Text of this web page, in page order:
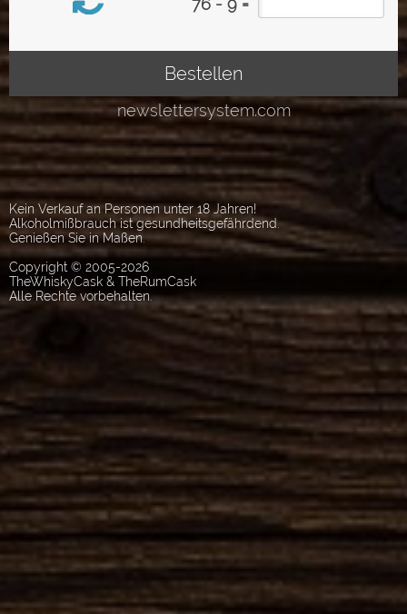
Kein Verkauf an Personen unter 18 Jahren!
Alkoholmißbrauch ist gesundheitsgefährdend.
Genießen Sie in Maßen.
Copyright © 2005-2026
TheWhiskyCask & TheRumCask
Alle Rechte vorbehalten.